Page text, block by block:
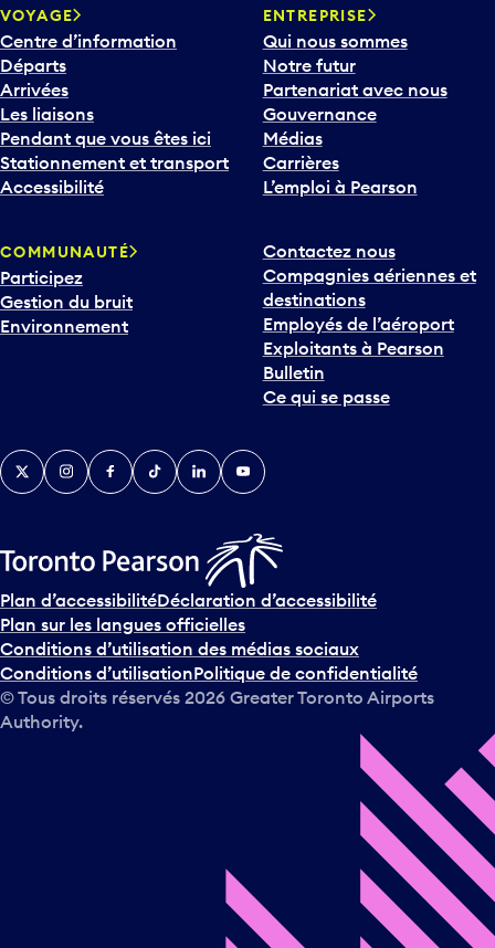
v
e
r
s
l
e
b
a
o
u
r
i
v
e
n
s
u
r
l
e
c
a
VOYAGE
Centre d’information
Départs
Arrivées
Les liaisons
Pendant que vous êtes ici
Stationnement et transport
Accessibilité
ENTREPRISE
Qui nous sommes
Notre futur
Partenariat avec nous
Gouvernance
Médias
Carrières
L’emploi à Pearson
COMMUNAUTÉ
Participez
Gestion du bruit
Environnement
Contactez nous
Compagnies aériennes et
destinations
Employés de l’aéroport
Exploitants à Pearson
Bulletin
Ce qui se passe
TwitterInstagramFacebook
TikTokLinkedInYouTube
Plan d’accessibilitéDéclaration d’accessibilité
Plan sur les langues officielles
Conditions d’utilisation des médias sociaux
Conditions d’utilisationPolitique de confidentialité
© Tous droits réservés 2026 Greater Toronto Airports
Authority.